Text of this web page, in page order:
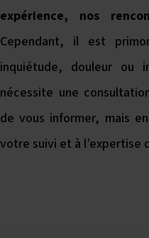
expérience, nos
Cependant, il est
inquiétude, douleur ou
nécessite une
de vous informer, mais
votre suivi et à l’expertise